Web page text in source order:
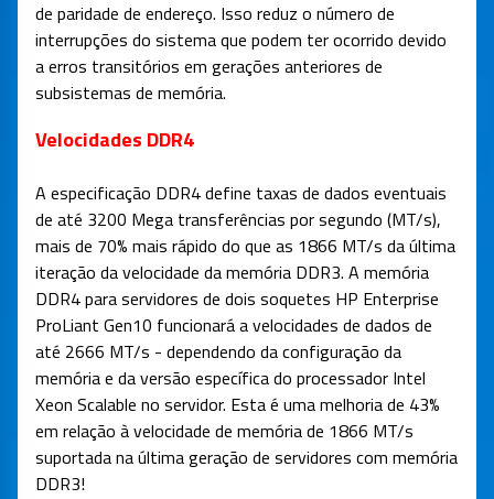
de paridade de endereço. Isso reduz o número de
interrupções do sistema que podem ter ocorrido devido
a erros transitórios em gerações anteriores de
subsistemas de memória.
Velocidades DDR4
A especificação DDR4 define taxas de dados eventuais
de até 3200 Mega transferências por segundo (MT/s),
mais de 70% mais rápido do que as 1866 MT/s da última
iteração da velocidade da memória DDR3. A memória
DDR4 para servidores de dois soquetes HP Enterprise
ProLiant Gen10 funcionará a velocidades de dados de
até 2666 MT/s - dependendo da configuração da
memória e da versão específica do processador Intel
Xeon Scalable no servidor. Esta é uma melhoria de 43%
em relação à velocidade de memória de 1866 MT/s
suportada na última geração de servidores com memória
DDR3!